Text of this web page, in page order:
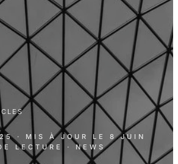
· MIS À JOUR LE 8 JUIN
LECTURE · NEWS